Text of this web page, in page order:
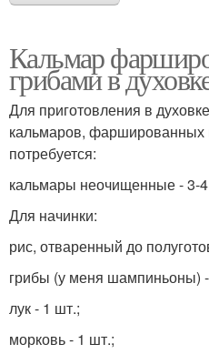
Кальмар
грибами в
Для приготовления в духовке
кальмаров, фаршированных
потребуется:
кальмары неочищенные - 3-
Для начинки:
рис, отваренный до
грибы (у меня шампиньоны) -
лук - 1 шт.;
морковь - 1 шт.;